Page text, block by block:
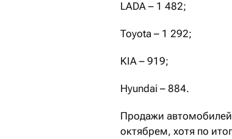
LADA – 1 482;
Toyota – 1 292;
KIA – 919;
Hyundai – 884.
Продажи
октябрем, хотя по